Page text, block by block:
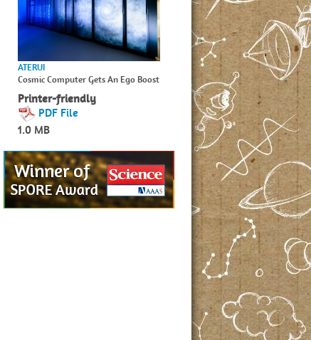
ATERUI
Cosmic Computer Gets An Ego Boost
Printer-friendly
PDF File
1.0 MB